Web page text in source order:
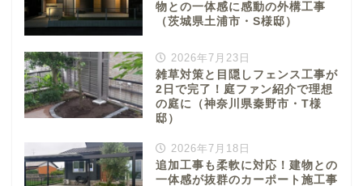
物との一体感に感動の外構工事
（茨城県土浦市・S様邸）
2026年7月23日
雑草対策と目隠しフェンス工事が
2日で完了！庭ファン紹介で理想
の庭に（神奈川県秦野市・T様
邸）
2026年7月18日
追加工事も柔軟に対応！建物との
一体感が抜群のカーポート施工事